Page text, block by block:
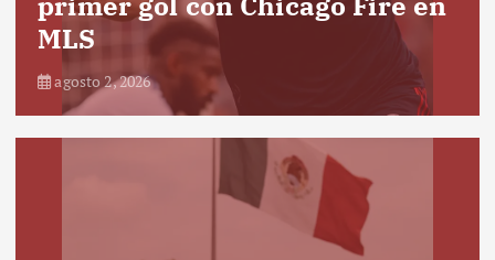
MLS
agosto 2, 2026